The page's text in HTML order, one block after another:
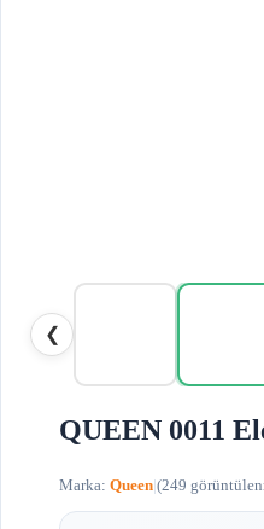
❮
QUEEN 0011
Marka: Queen|(249